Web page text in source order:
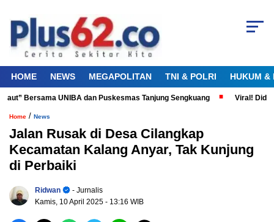
HOME NEWS MEGAPOLITAN TNI & POLRI HUKUM &
Bersama UNIBA dan Puskesmas Tanjung Sengkuang Viral! Diduga
Home / News
Jalan Rusak di Desa Cilangkap
Kecamatan Kalang Anyar, Tak Kunjung
di Perbaiki
Ridwan
- Jurnalis
Kamis, 10 April 2025 - 13:16 WIB